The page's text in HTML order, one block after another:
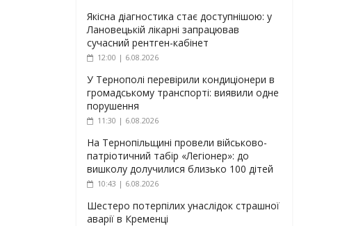
Якісна діагностика стає доступнішою: у
Лановецькій лікарні запрацював
сучасний рентген-кабінет
12:00 | 6.08.2026
У Тернополі перевірили кондиціонери в
громадському транспорті: виявили одне
порушення
11:30 | 6.08.2026
На Тернопільщині провели військово-
патріотичний табір «Легіонер»: до
вишколу долучилися близько 100 дітей
10:43 | 6.08.2026
Шестеро потерпілих унаслідок страшної
аварії в Кременці